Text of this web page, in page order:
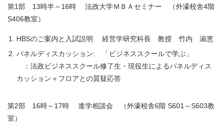
第1部 13時半～16時 法政大学ＭＢＡセミナー （外濠校舎4階
S406教室）
HBSのご案内と入試説明 経営学研究科長 教授 竹内 淑恵
パネルディスカッション: 「ビジネススクールで学ぶ」
：法政ビジネススクール修了生・現役生によるパネルディス
カッション＋フロアとの質疑応答
第2部 16時～17時 進学相談会 （外濠校舎6階 S601～S603教
室）